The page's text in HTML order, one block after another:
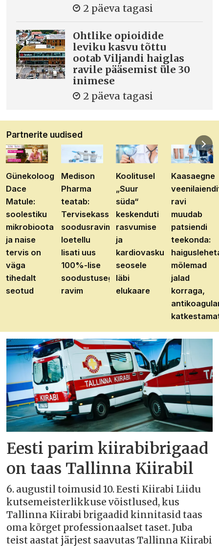
2 päeva tagasi
Ohtlike opioidide
leviku kasvu tõttu
ootab Viljandi haiglas
ravile pääsemist üle 30
inimese
2 päeva tagasi
Partnerite uudised
Günekoloog
Dace
Matule:
soolestiku
mikrobioota
ja naise
tervis on
väga
tihedalt
seotud
Medison
Pharma
teatab:
Tervisekassa
soodusravimite
loetellu
lisati uus
100%-lise
soodustusega
ravim
Koolitusel
„Suur
süda“
keskenduti
rasvumise
ja
kardiovaskulaarhaiguste
seosele
läbi
elukaare
Kaasaegne
ravi
muudab
patsiendi
teekonda:
mõlemad
jalad
korraga,
Eesti parim kiirabibrigaad
on taas Tallinna Kiirabil
6. augustil toimusid 10. Eesti Kiirabi Liidu
kutsemeisterlikkuse võistlused, kus
Tallinna Kiirabi brigaadid kinnitasid taas
oma kõrget professionaalset taset. Juba
teist aastat järjest saavutas Tallinna Kiirabi